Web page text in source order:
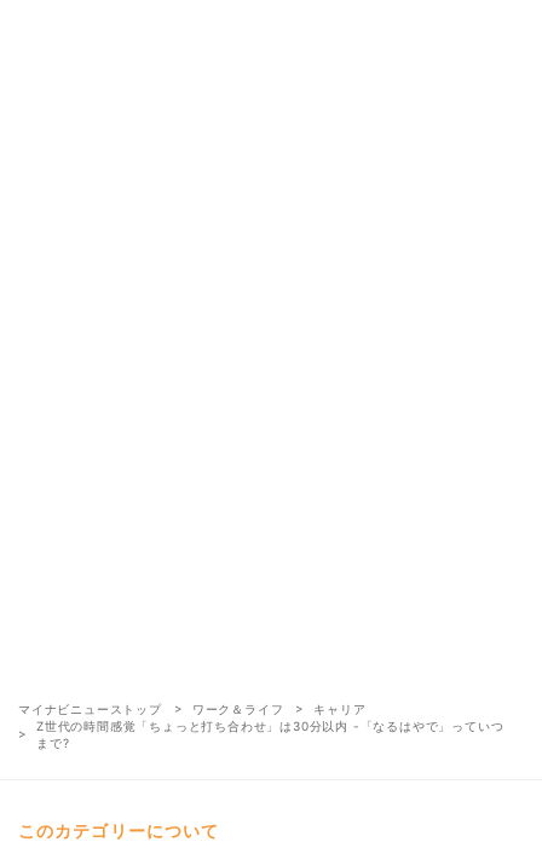
マイナビニューストップ ワーク＆ライフ
キャリア
Z世代の時間感覚「ちょっと打ち合わせ」は30分以内 -「なるはやで」っていつ
まで?
このカテゴリーについて